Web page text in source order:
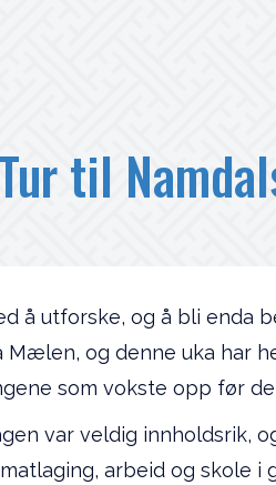
Tur til
å utforske, og å bli enda
og denne uka har
som vokste opp før
var veldig innholdsrik,
arbeid og skole i